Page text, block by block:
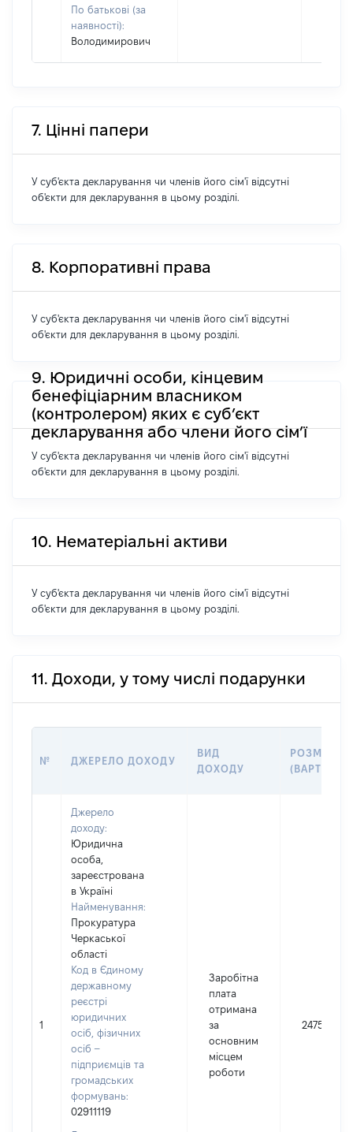
По батькові (за
наявності):
Володимирович
7. Цінні папери
У суб'єкта декларування чи членів його сім'ї відсутні
об'єкти для декларування в цьому розділі.
8. Корпоративні права
У суб'єкта декларування чи членів його сім'ї відсутні
об'єкти для декларування в цьому розділі.
9. Юридичні особи, кінцевим
бенефіціарним власником
(контролером) яких є суб’єкт
декларування або члени його сім’ї
У суб'єкта декларування чи членів його сім'ї відсутні
об'єкти для декларування в цьому розділі.
10. Нематеріальні активи
У суб'єкта декларування чи членів його сім'ї відсутні
об'єкти для декларування в цьому розділі.
11. Доходи, у тому числі подарунки
№ ДЖЕРЕЛО ДОХОДУ
ВИД
ДОХОДУ
РОЗМІР
(ВАРТІСТЬ)
1
Джерело
доходу:
Юридична
особа,
зареєстрована
в Україні
Найменування:
Прокуратура
Черкаської
області
Код в Єдиному
державному
реєстрі
юридичних
осіб, фізичних
осіб –
підприємців та
громадських
формувань:
02911119
Заробітна
плата
отримана
за
основним
місцем
роботи
247516